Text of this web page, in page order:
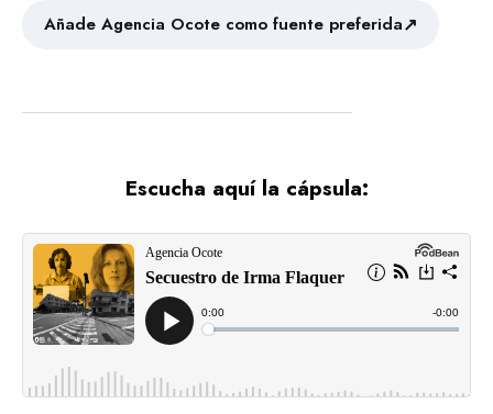
Añade Agencia Ocote como fuente preferida↗
Escucha aquí la cápsula: